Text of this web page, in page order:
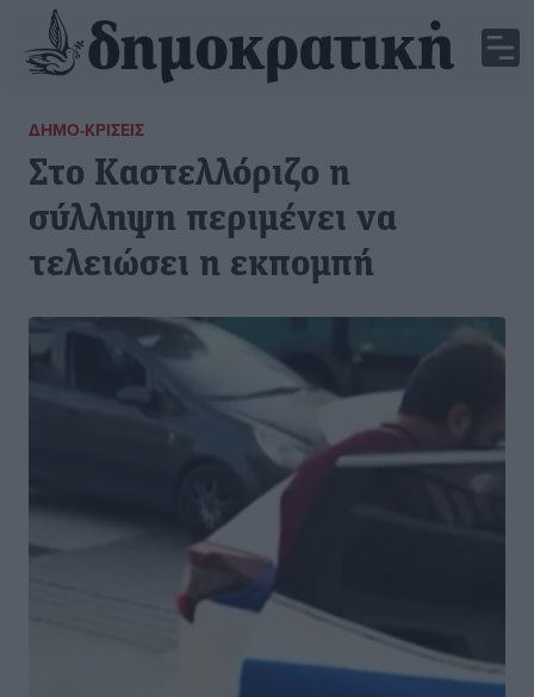
ΔΗΜΟ-ΚΡΊΣΕΙΣ
Στο Καστελλόριζο η
σύλληψη περιμένει να
τελειώσει η εκπομπή